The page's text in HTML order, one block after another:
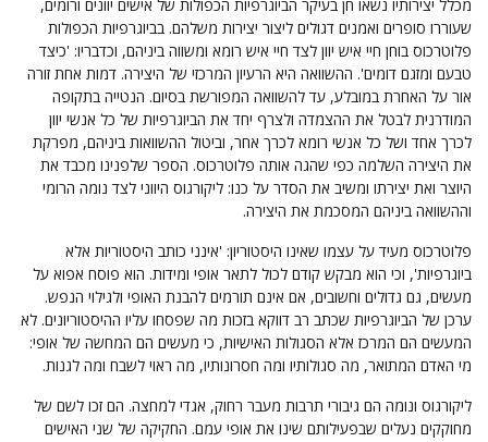
מכלל יצירותיו נשאו חן בעיקר הביוגרפיות הכפולות של אישים יוונים ורומים,
שעוררו סופרים ואמנים דגולים ליצור יצירות משלהם. בביוגרפיות הכפולות
פלוטרכוס בוחן חיי איש יוון לצד חיי איש רומא ומשווה ביניהם, וכדבריו: 'כיצד
טבעם ומזגם דומים'. ההשוואה היא הרעיון המרכזי של היצירה. דמות אחת זורה
אור על האחרת במובלע, עד להשוואה המפורשת בסיום. הנטייה בתקופה
המודרנית לבטל את ההצמדה ולצרף יחד את הביוגרפיות של כל אנשי יוון
לכרך אחד ושל כל אנשי רומא לכרך אחר, וביטול ההשוואות ביניהם, מפרקת
את היצירה השלמה כפי שהגה אותה פלוטרכוס. הספר שלפנינו מכבד את
היוצר ואת יצירתו ומשיב את הסדר על כנו: ליקורגוס היווני לצד נומה הרומי
וההשוואה ביניהם המסכמת את היצירה.
פלוטרכוס מעיד על עצמו שאינו היסטוריון: 'אינני כותב היסטוריות אלא
ביוגרפיות', וכי הוא מבקש קודם לכול לתאר אופי ומידות. הוא פוסח אפוא על
מעשים, גם גדולים וחשובים, אם אינם תורמים להבנת האופי ולגילוי הנפש.
ערכן של הביוגרפיות שכתב רב דווקא בזכות מה שפסחו עליו ההיסטוריונים. לא
המעשים הם המרכז אלא הסגולות האישיות, כי מעשים הם המחשה של אופי:
מי האדם המתואר, מה סגולותיו ומה חסרונותיו, מה ראוי לשבח ומה לגנות.
ליקורגוס ונומה הם גיבורי תרבות מעבר רחוק, אגדי למחצה. הם זכו לשם של
מחוקקים נעלים שבפעילותם שינו את אופי עמם. החקיקה של שני האישים